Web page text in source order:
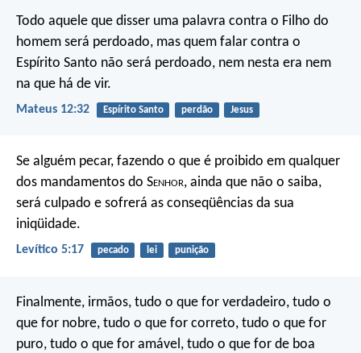
Todo aquele que disser uma palavra contra o Filho do
homem será perdoado, mas quem falar contra o
Espírito Santo não será perdoado, nem nesta era nem
na que há de vir.
Mateus 12:32 Espírito Santo perdão Jesus
Se alguém pecar, fazendo o que é proibido em qualquer
dos mandamentos do Senhor, ainda que não o saiba,
será culpado e sofrerá as conseqüências da sua
iniqüidade.
Levítico 5:17 pecado lei punição
Finalmente, irmãos, tudo o que for verdadeiro, tudo o
que for nobre, tudo o que for correto, tudo o que for
puro, tudo o que for amável, tudo o que for de boa